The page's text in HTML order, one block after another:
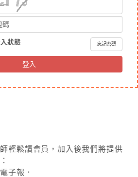
狀態 忘記密碼
登入
輕鬆讀會員，加入後我們將提供
子報．